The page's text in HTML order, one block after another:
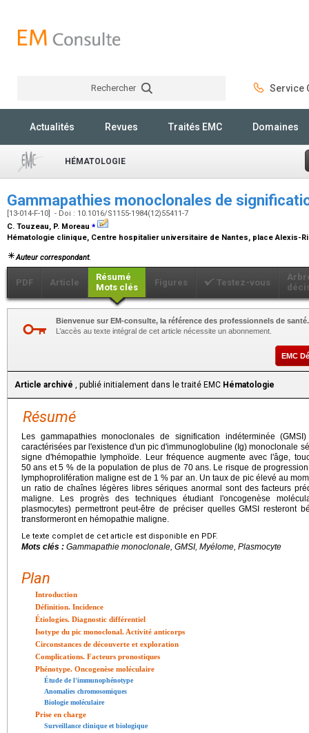
Rechercher Service
Actualités Revues Traités EMC Domaines
HÉMATOLOGIE
Gammapathies monoclonales de
[13-014-F-10] - Doi : 10.1016/S1155-1984(12)55411-7
C. Touzeau, P. Moreau ⁎
Hématologie clinique, Centre hospitalier universitaire de Nantes, place Alexis-
Auteur correspondant.
PDF Article
Résumé
Mots clés
Figures Testez-vous
Bienvenue sur EM-consulte, la référence des professionnels de santé.
L’accès au texte intégral de cet article nécessite un abonnement.
EMC
Article archivé , publié initialement dans le traité EMC Hématologie
Résumé
Les gammapathies monoclonales de signification indéterminée
caractérisées par l'existence d'un pic d'immunoglobuline (Ig) monoclonale
signe d'hémopathie lymphoïde. Leur fréquence augmente avec l'âge,
50 ans et 5 % de la population de plus de 70 ans. Le risque de
lymphoprolifération maligne est de 1 % par an. Un taux de pic élevé au
un ratio de chaînes légères libres sériques anormal sont des facteurs
maligne. Les progrès des techniques étudiant l'oncogenèse
plasmocytes) permettront peut-être de préciser quelles GMSI resteront
transformeront en hémopathie maligne.
Le texte complet de cet article est disponible en PDF.
Mots clés : Gammapathie monoclonale, GMSI, Myélome, Plasmocyte
Plan
Introduction
Définition. Incidence
Étiologies. Diagnostic différentiel
Isotype du pic monoclonal. Activité anticorps
Circonstances de découverte et exploration
Complications. Facteurs pronostiques
Phénotype. Oncogenèse moléculaire
Étude de l'immunophénotype
Anomalies chromosomiques
Biologie moléculaire
Prise en charge
Surveillance clinique et biologique